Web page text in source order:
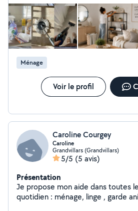
soigné, rapide et réalisé avec le
objectif est de vous offrir un
service de qualité. N'hésitez pas à me contacter par
message privé pour plus
devis.
Ménage
Voir le profil
Caroline Courgey
Caroline
Grandvillars (Grandvillars)
5/5 (5 avis)
Présentation
Je propose mon aide dans toutes
quotidien : ménage, linge , garde